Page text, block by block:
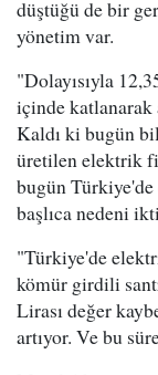
düştüğü de bir
yönetim var.
"Dolayısıyla
içinde
Kaldı ki bugün
üretilen elektrik
bugün
başlıca nedeni
"Türkiye'de
kömür girdili
Lirası değer
artıyor. Ve bu